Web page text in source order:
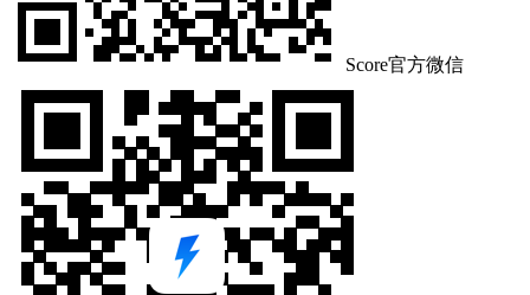
Score官方微信